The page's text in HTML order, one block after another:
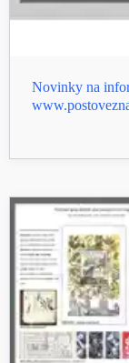
Novinky na